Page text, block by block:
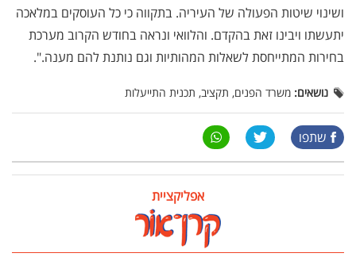
ושינוי שיטות הפעולה של העיריה. בתקווה כי כל העוסקים במלאכה
יתעשתו ויבינו זאת בהקדם. והלוואי ונראה בחודש הקרוב מערכת
בחירות המתייחסת לשאלות המהותיות וגם נותנת להם מענה.".
נושאים: משרד הפנים, תקציב, תכנית התייעלות
שתפו
אפליקציית